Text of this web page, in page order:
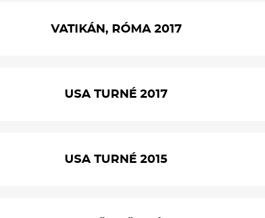
VATIKÁN, RÓMA 2017
USA TURNÉ 2017
USA TURNÉ 2015